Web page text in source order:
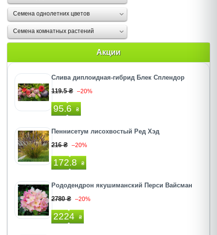
Семена однолетних цветов
Семена комнатных растений
Акции
Слива диплоидная-гибрид Блек Сплендор
119.5 ₴ –20%
95.6 ₴
Пеннисетум лисохвостый Ред Хэд
216 ₴ –20%
172.8 ₴
Рододендрон якушиманский Перси Вайсман
2780 ₴ –20%
2224 ₴